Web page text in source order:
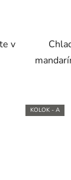
v
KOLOK - A